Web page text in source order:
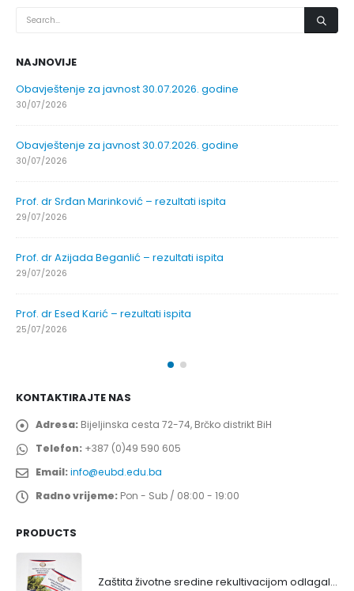
NAJNOVIJE
Obavještenje za javnost 30.07.2026. godine
30/07/2026
Obavještenje za javnost 30.07.2026. godine
30/07/2026
Prof. dr Srđan Marinković – rezultati ispita
29/07/2026
Prof. dr Azijada Beganlić – rezultati ispita
29/07/2026
Prof. dr Esed Karić – rezultati ispita
25/07/2026
KONTAKTIRAJTE NAS
Adresa: Bijeljinska cesta 72-74, Brčko distrikt BiH
Telefon: +387 (0)49 590 605
Email:info@eubd.edu.ba
Radno vrijeme: Pon - Sub / 08:00 - 19:00
PRODUCTS
Zaštita životne sredine rekultivacijom odlagališta